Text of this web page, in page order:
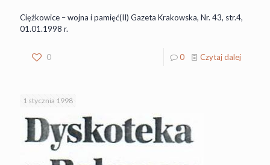
Ciężkowice – wojna i pamięć(II) Gazeta Krakowska, Nr. 43, str.4,
01.01.1998 r.
0 0 Czytaj dalej
1 stycznia 1998